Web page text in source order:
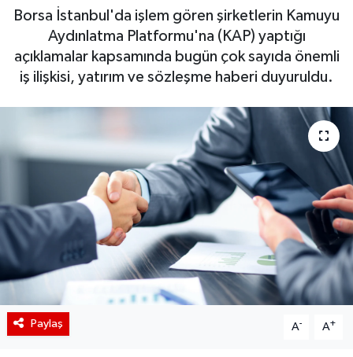
Borsa İstanbul'da işlem gören şirketlerin Kamuyu
Aydınlatma Platformu'na (KAP) yaptığı
açıklamalar kapsamında bugün çok sayıda önemli
iş ilişkisi, yatırım ve sözleşme haberi duyuruldu.
Paylaş A- A+
Borsa Gundem
BIST 100 Isı Haritası
Coin Isı Haritası
Ekonomik Takvim
Kiripto Para Piyasası
Gizlilik Sözleşmesi
Hakkımızda
İletişim